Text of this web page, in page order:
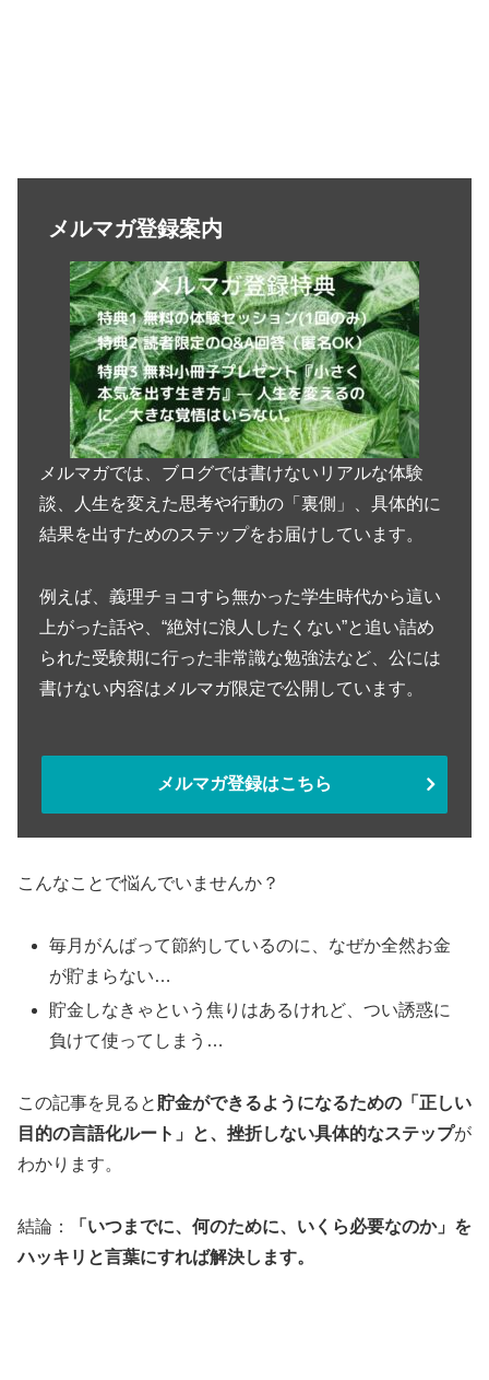
メルマガ登録案内
メルマガでは、ブログでは書けないリアルな体験
談、人生を変えた思考や行動の「裏側」、具体的に
結果を出すためのステップをお届けしています。
例えば、義理チョコすら無かった学生時代から這い
上がった話や、“絶対に浪人したくない”と追い詰め
られた受験期に行った非常識な勉強法など、公には
書けない内容はメルマガ限定で公開しています。
メルマガ登録はこちら
こんなことで悩んでいませんか？
毎月がんばって節約しているのに、なぜか全然お金
が貯まらない…
貯金しなきゃという焦りはあるけれど、つい誘惑に
負けて使ってしまう…
この記事を見ると 貯金ができるようになるための「正しい
目的の言語化ルート」と、挫折しない具体的なステップが
わかります。
結論：
「いつまでに、何のために、いくら必要なのか」を
ハッキリと言葉にすれば解決します。